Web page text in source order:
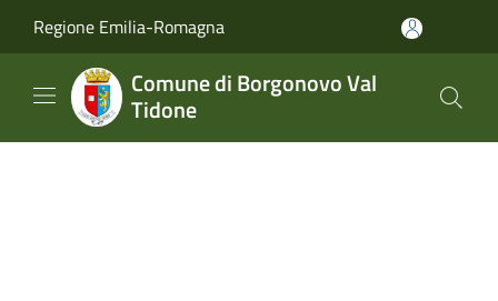
Regione Emilia-Romagna
Comune di Borgonovo Val
Tidone